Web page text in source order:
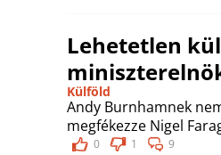
Lehetetlen
Külföld
Andy Burnhamnek
megfékezze Nigel
0 1 9